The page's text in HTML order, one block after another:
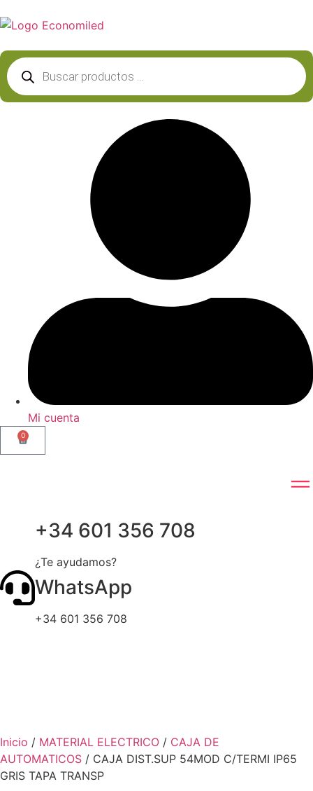
Mi cuenta
0
+34 601 356 708
¿Te ayudamos?
WhatsApp
+34 601 356 708
Inicio / MATERIAL ELECTRICO / CAJA DE
AUTOMATICOS / CAJA DIST.SUP 54MOD C/TERMI IP65
GRIS TAPA TRANSP